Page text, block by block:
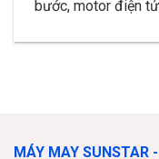
bước, motor điện
động, dùng cho
MÁY MAY